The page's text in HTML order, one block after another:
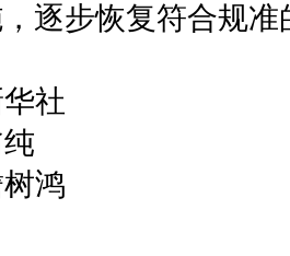
逐步恢复符合规
社
鸿